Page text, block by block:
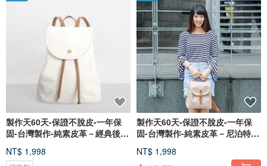
製作天60天-保證不脫皮-一年保
固-台灣製作-純素皮革－經典後背
NT$ 1,998
製作天60天-保證不脫皮-一年保
固-台灣製作-純素皮革－尼泊特背
NT$ 1,998